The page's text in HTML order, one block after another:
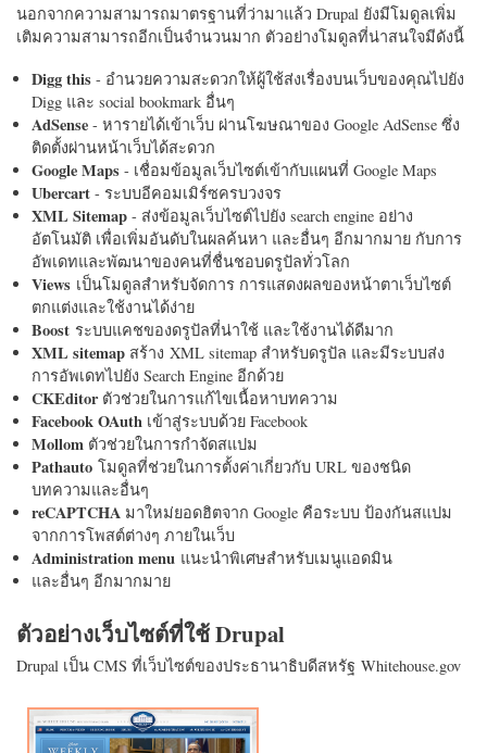
นอกจากความสามารถมาตรฐานที่ว่ามาแล้ว Drupal ยังมีโมดูลเพิ่ม
เติมความสามารถอีกเป็นจำนวนมาก ตัวอย่างโมดูลที่น่าสนใจมีดังนี้
Digg this - อำนวยความสะดวกให้ผู้ใช้ส่งเรื่องบนเว็บของคุณไปยัง
Digg และ social bookmark อื่นๆ
AdSense - หารายได้เข้าเว็บ ผ่านโฆษณาของ Google AdSense ซึ่ง
ติดตั้งผ่านหน้าเว็บได้สะดวก
Google Maps - เชื่อมข้อมูลเว็บไซต์เข้ากับแผนที่ Google Maps
Ubercart - ระบบอีคอมเมิร์ซครบวงจร
XML Sitemap - ส่งข้อมูลเว็บไซต์ไปยัง search engine อย่าง
อัตโนมัติ เพื่อเพิ่มอันดับในผลค้นหา และอื่นๆ อีกมากมาย กับการ
อัพเดทและพัฒนาของคนที่ชื่นชอบดรูปัลทั่วโลก
Views เป็นโมดูลสำหรับจัดการ การแสดงผลของหน้าตาเว็บไซต์
ตกแต่งและใช้งานได้ง่าย
Boost ระบบแคชของดรูปัลที่น่าใช้ และใช้งานได้ดีมาก
XML sitemap สร้าง XML sitemap สำหรับดรูปัล และมีระบบส่ง
การอัพเดทไปยัง Search Engine อีกด้วย
CKEditorตัวช่วยในการแก้ไขเนื้อหาบทความ
Facebook OAuth เข้าสู่ระบบด้วย Facebook
Mollom ตัวช่วยในการกำจัดสแปม
Pathauto โมดูลที่ช่วยในการตั้งค่าเกี่ยวกับ URL ของชนิด
บทความและอื่นๆ
reCAPTCHA มาใหม่ยอดฮิตจาก Google คือระบบ ป้องกันสแปม
จากการโพสต์ต่างๆ ภายในเว็บ
Administration menu แนะนำพิเศษสำหรับเมนูแอดมิน
และอื่นๆ อีกมากมาย
ตัวอย่างเว็บไซต์ที่ใช้ Drupal
Drupal เป็น CMS ที่เว็บไซต์ของประธานาธิบดีสหรัฐ Whitehouse.gov